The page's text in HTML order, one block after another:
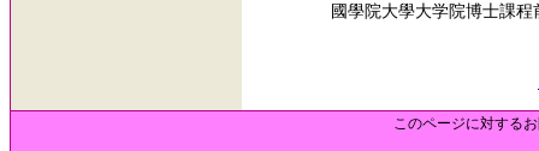
國學院大學大学院博士課程前
このページに対する